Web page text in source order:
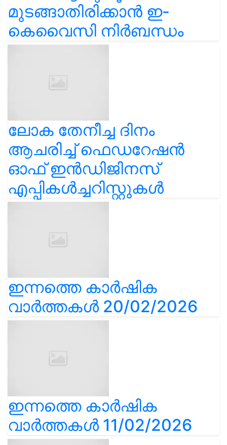
മുടങ്ങാതിരിക്കാൻ ഇ-
കെവൈസി നിർബന്ധം
ലോക തേനീച്ച ദിനം
ആചരിച്ച് ഫെഡറേഷൻ
ഓഫ് ഇൻഡിജിനസ്
എപ്പികൾച്ചറിസ്റ്റുകൾ
ഇന്നത്തെ കാർഷിക
വാർത്തകൾ 20/02/2026
ഇന്നത്തെ കാർഷിക
വാർത്തകൾ 11/02/2026